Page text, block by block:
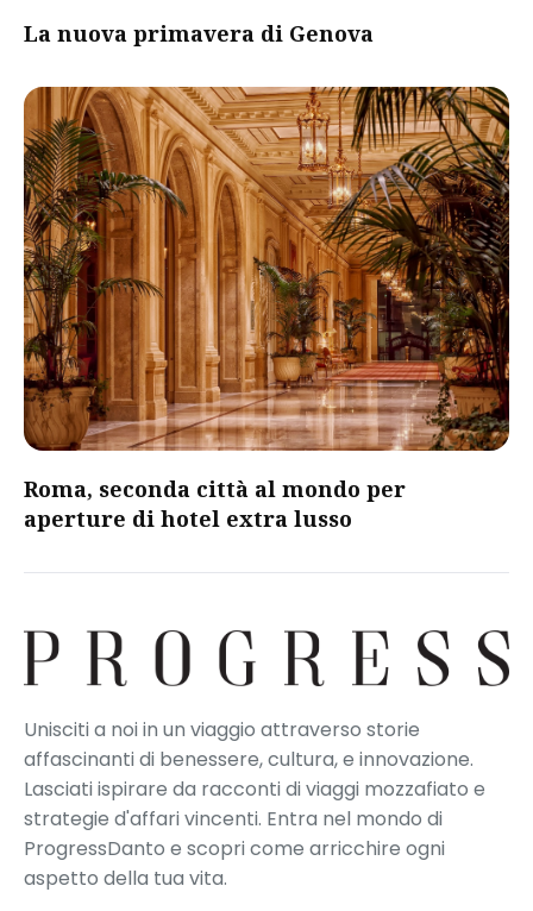
La nuova primavera di Genova
Roma, seconda città al mondo per
aperture di hotel extra lusso
Unisciti a noi in un viaggio attraverso storie
affascinanti di benessere, cultura, e innovazione.
Lasciati ispirare da racconti di viaggi mozzafiato e
strategie d'affari vincenti. Entra nel mondo di
ProgressDanto e scopri come arricchire ogni
aspetto della tua vita.